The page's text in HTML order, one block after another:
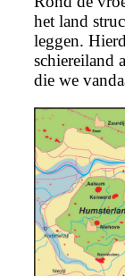
het land
leggen.
schiereiland
die we